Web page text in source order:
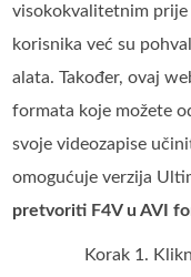
visokokvalitetnim
korisnika već su
alata. Također, ovaj
formata koje možete
svoje videozapise
omogućuje verzija
pretvoriti F4V u AVI
Korak 1.